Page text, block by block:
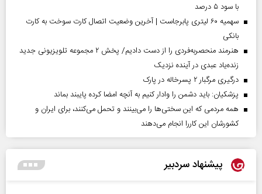
با سود ۵ درصد
سهمیه ۶۰ لیتری پابرجاست | آخرین وضعیت اتصال کارت سوخت به کارت
بانکی
هنرمند منحصر‌به‌فردی را از دست دادیم/ پخش ۲ مجموعه تلویزیونی جدید
زنده‌یاد عبدی در آینده نزدیک
درگیری مرگبار ۲ پسرخاله در پارک
پزشکیان: باید دشمن را وادار کنیم به آنچه امضا کرده پایبند بماند
همه مردمی که این سختی‌ها را می‌بینند و تحمل می‌کنند، برای ایران و
کشورشان این کاررا انجام می‌دهند
پیشنهاد سردبیر